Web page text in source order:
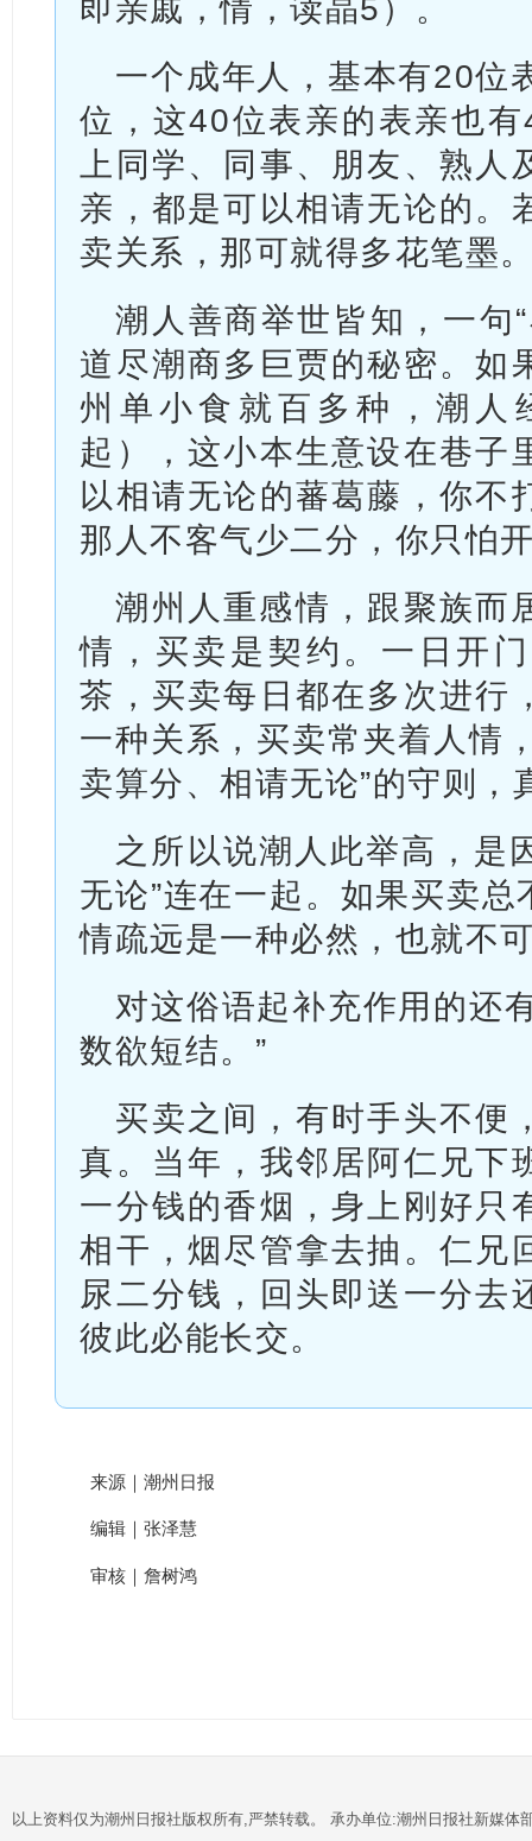
即亲戚，情，读晶5）。
一个成年人，基本有20位
位，这40位表亲的表亲也
上同学、同事、朋友、熟
亲，都是可以相请无论的。
卖关系，那可就得多花笔墨
潮人善商举世皆知，一句
道尽潮商多巨贾的秘密。如
州单小食就百多种，潮人
起），这小本生意设在巷子
以相请无论的蕃葛藤，你不
那人不客气少二分，你只怕
潮州人重感情，跟聚族而
情，买卖是契约。一日开
茶，买卖每日都在多次进行
一种关系，买卖常夹着人情
卖算分、相请无论”的守则，
之所以说潮人此举高，是
无论”连在一起。如果买卖
情疏远是一种必然，也就不
对这俗语起补充作用的还
数欲短结。”
买卖之间，有时手头不便
真。当年，我邻居阿仁兄下
一分钱的香烟，身上刚好只
相干，烟尽管拿去抽。仁兄
尿二分钱，回头即送一分去
彼此必能长交。
来源｜潮州日报
编辑｜张泽慧
审核｜詹树鸿
以上资料仅为潮州日报社版权所有,严禁转载。 承办单位:潮州日报社新媒体